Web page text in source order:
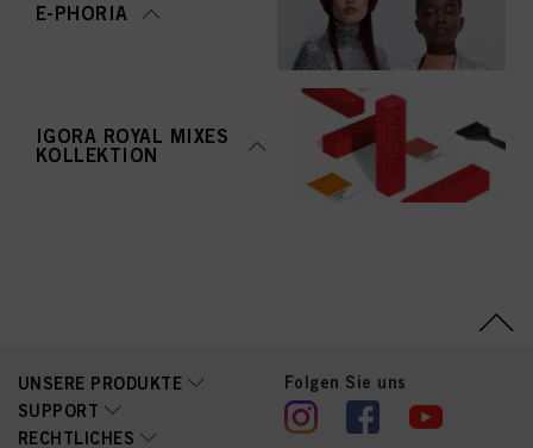
E-PHORIA
IGORA ROYAL MIXES
KOLLEKTION
UNSERE PRODUKTE
SUPPORT
RECHTLICHES
Folgen Sie uns